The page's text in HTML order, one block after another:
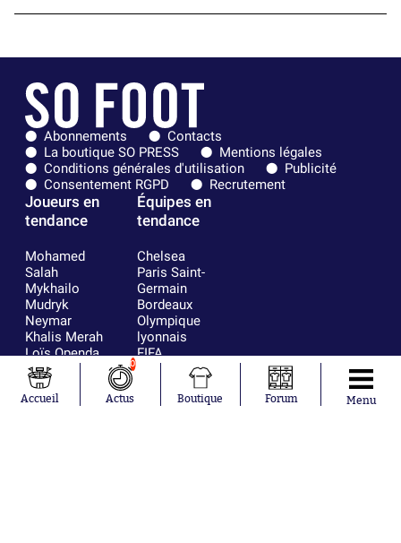
Abonnements
Contacts
La boutique SO PRESS
Mentions légales
Conditions générales d'utilisation
Publicité
Consentement RGPD
Recrutement
Joueurs en
tendance
Mohamed
Salah
Mykhailo
Mudryk
Neymar
Khalis Merah
Loïs Openda
Moussa
Niakhaté
Nicolás
Équipes en
tendance
Chelsea
Paris Saint-
Germain
Bordeaux
Olympique
lyonnais
FIFA
Real Madrid
RC Strasbourg
AC Milan
Accueil
0
Actus Boutique Forum Menu